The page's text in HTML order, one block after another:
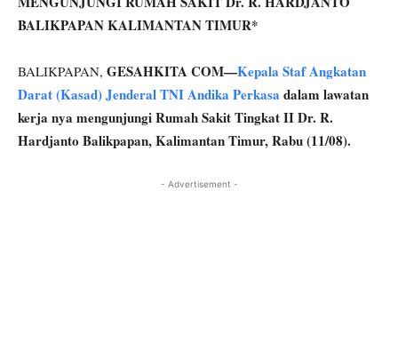
BALIKPAPAN KALIMANTAN TIMUR*
BALIKPAPAN, GESAHKITA COM—Kepala Staf Angkatan
Darat (Kasad)Jenderal TNI Andika Perkasa dalam lawatan
kerja nya mengunjungi Rumah Sakit Tingkat II Dr. R.
Hardjanto Balikpapan, Kalimantan Timur, Rabu (11/08).
- Advertisement -